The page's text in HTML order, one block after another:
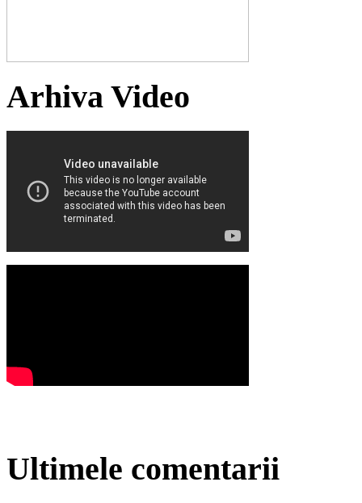
Arhiva Video
Ultimele comentarii